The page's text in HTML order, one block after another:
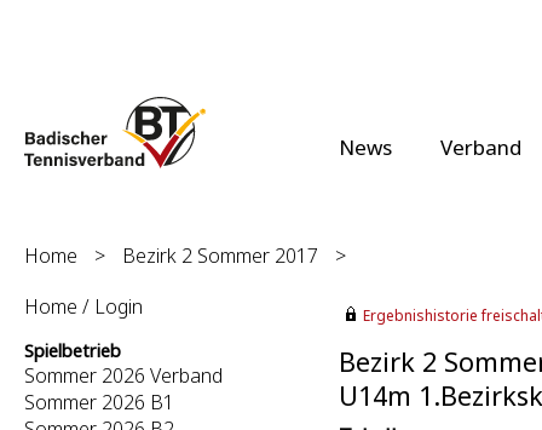
News Verband
Home > Bezirk 2 Sommer 2017
>
Home / Login
Spielbetrieb
Sommer 2026 Verband
Sommer 2026 B1
Ergebnishistorie
Bezirk 2
U14m